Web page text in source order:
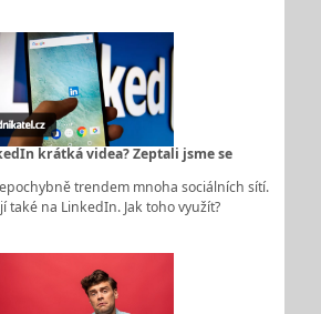
krátká videa? Zeptali jsme se
trendem mnoha sociálních sítí.
také na LinkedIn. Jak toho využít?